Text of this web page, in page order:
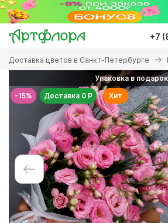
Перейти
основному
содержанию
+7
Вы
здесь
Доставка цветов в Санкт-Петербурге
-15%
Упаковка в подарок
Доставка 0 Р
Хит